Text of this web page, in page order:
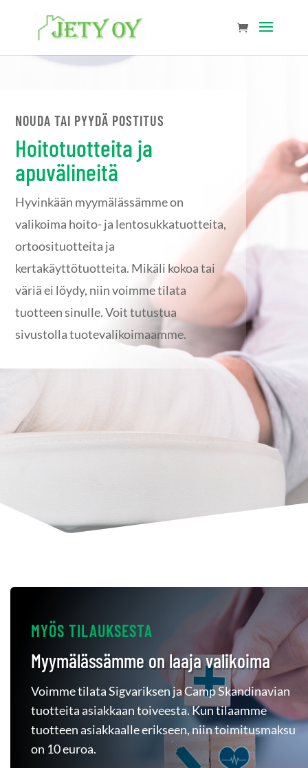
NOUDA TAI PYYDÄ POSTITUS
Hoitotuotteita ja
apuvälineitä
Hyvinkään myymälässämme on
valikoima hoito- ja lentosukkatuotteita,
ortoosituotteita ja
kertakäyttötuotteita. Mikäli kokoa tai
väriä ei löydy, niin voimme tilata
tuotteen sinulle. Voit tutustua
sivustolla tuotevalikoimaamme.
MYÖS TILAUKSESTA
Myymälässämme on laaja valikoima
Voimme tilata Sigvariksen ja Camp Skandinavian
tuotteita asiakkaan toiveesta. Kun tilaamme
tuotteen asiakkaalle erikseen, niin toimitusmaksu
on 10 euroa.